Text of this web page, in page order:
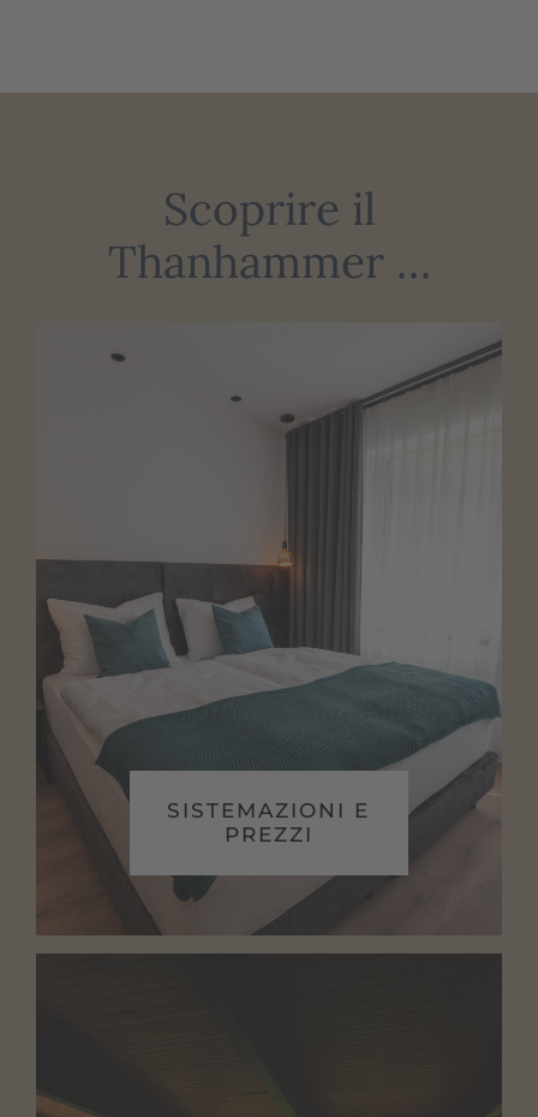
Scoprire il
Thanhammer …
SISTEMAZIONI E
PREZZI